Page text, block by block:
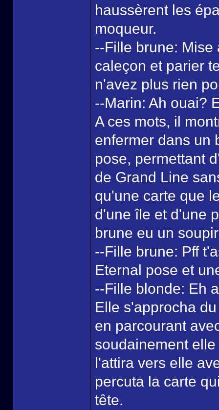
haussèrent les
moqueur.
--Fille brune: Mise
caleçon et parier
n'avez plus rien
--Marin: Ah ouai?
A ces mots, il
enfermer dans un
pose, permettant
de Grand Line
qu'une carte que
d'une île et d'une
brune eu un
--Fille brune: Pff
Eternal pose et
--Fille blonde: Eh
Elle s'approcha
en parcourant
soudainement
l'attira vers elle
percuta la carte
tête.